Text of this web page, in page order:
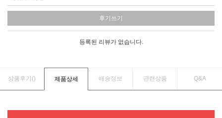
후기쓰기
등록된 리뷰가 없습니다.
상품후기() 제품상세 배송정보 관련상품 Q&A